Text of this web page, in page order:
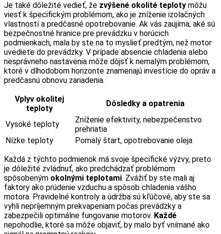
Je také dôležité vedieť, že zvýšené okolité teploty môžu
viesť k špecifickým problémom, ako je zníženie izolačných
vlastností a predčasné opotrebovanie. Ak vás zaujíma, aké sú
bezpečnostné hranice pre prevádzku v horúcich
podmienkach, mala by ste na to myslieť predtým, než motor
uvediete do prevádzky. V prípade absencie chladenia alebo
nesprávneho nastavenia môže dôjsť k nemalým problémom,
ktoré v dlhodobom horizonte znamenajú investície do opráv a
predčasnú obnovu zariadenia.
Vplyv okolitej
teploty
Dôsledky a opatrenia
Vysoké teploty
Zníženie efektivity, nebezpečenstvo
prehriatia
Nízke teploty
Pomalý štart, opotrebovanie oleja
Každá z týchto podmienok má svoje špecifické výzvy, preto
je dôležité zvládnuť, ako predchádzať problémom
spôsobeným okolnými teplotami. Zvážiť by ste mali aj
faktory ako prúdenie vzduchu a spôsob chladenia vášho
motora. Pravidelné kontroly a údržba sú kľúčové, aby ste sa
vyhli nepríjemným prekvapeniam počas prevádzky a
zabezpečili optimálne fungovanie motorov. Každé
nepohodlie, ktoré sa môže objaviť, by malo byť vnímané ako